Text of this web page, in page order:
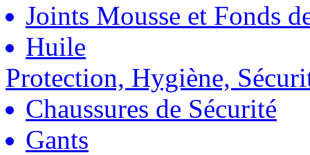
Joints Mousse et Fonds
Huile
Protection, Hygiène,
Chaussures de Sécurité
Gants